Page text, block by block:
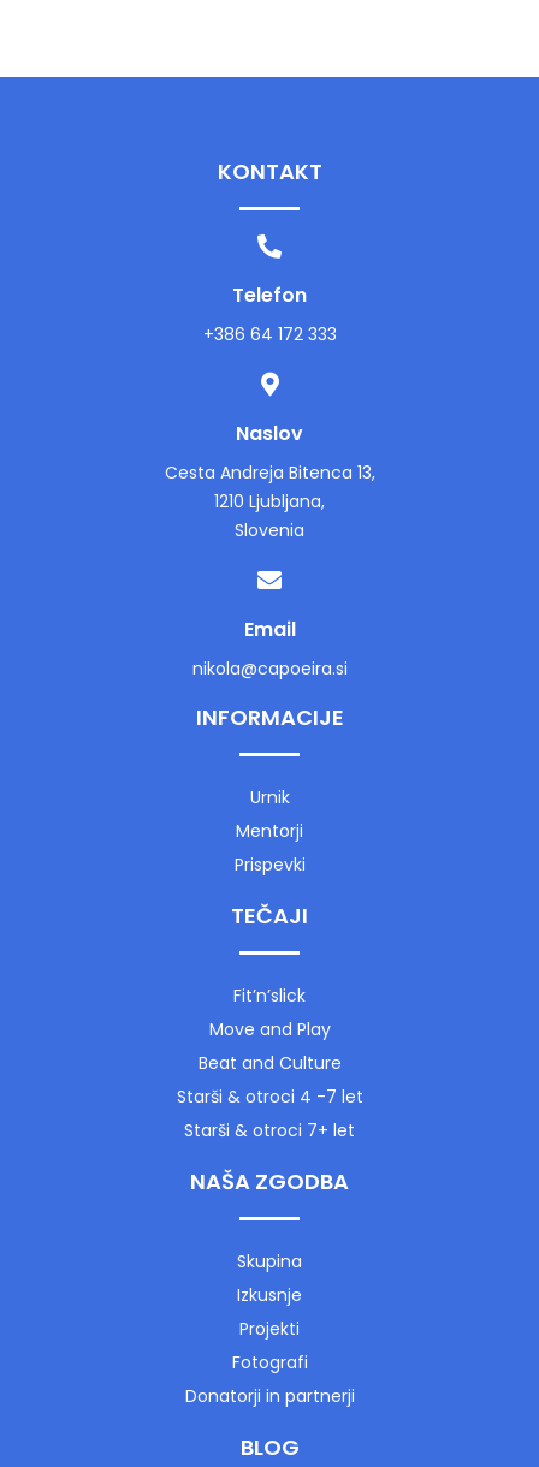
KONTAKT
Telefon
+386 64 172 333
Naslov
Cesta Andreja Bitenca 13,
1210 Ljubljana,
Slovenia
Email
nikola@capoeira.si
INFORMACIJE
Urnik
Mentorji
Prispevki
TEČAJI
Fit’n’slick
Move and Play
Beat and Culture
Starši & otroci 4 -7 let
Starši & otroci 7+ let
NAŠA ZGODBA
Skupina
Izkusnje
Projekti
Fotografi
Donatorji in partnerji
BLOG